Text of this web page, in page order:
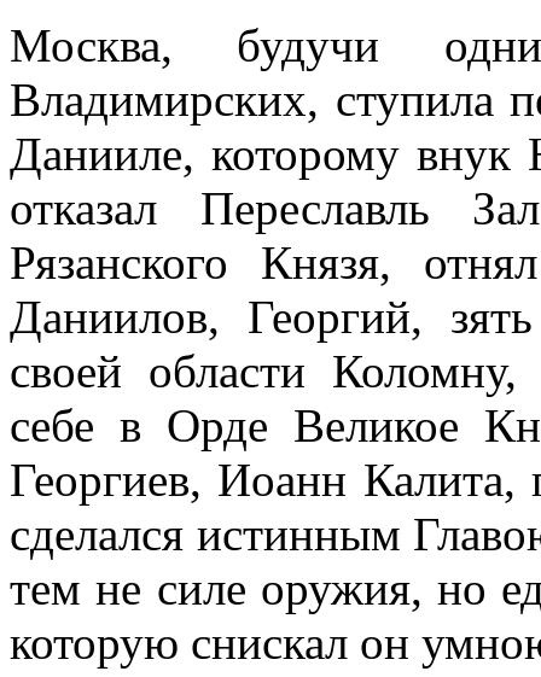
Москва, будучи
Владимирских, ступила
Данииле, которому внук
отказал Переславль
Рязанского Князя,
Даниилов, Георгий,
своей области
себе в Орде Великое
Георгиев, Иоанн Калита,
сделался истинным
тем не силе оружия, но
которую снискал он